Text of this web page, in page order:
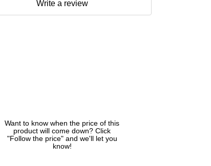
Want to know when the price of this
product will come down? Click
"Follow the price" and we'll let you
know!
Write a review